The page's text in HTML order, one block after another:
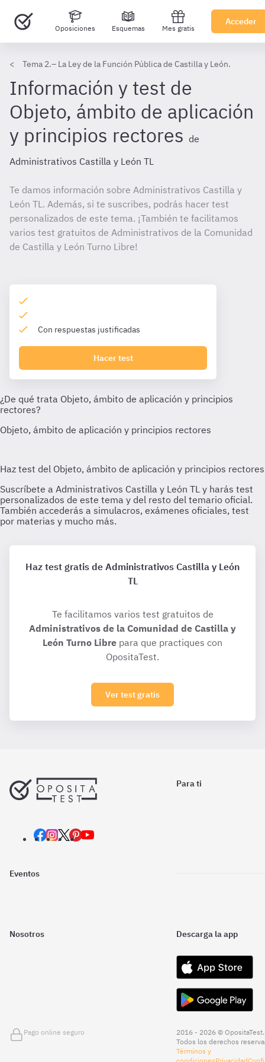
Oposiciones Esquemas Mes gratis
Acceder
Tema 2.– La Ley de la Función Pública de Castilla y León.
Información y test de
Objeto, ámbito de aplicación
y principios rectores de
Administrativos Castilla y León TL
Te damos información sobre Administrativos Castilla y
León TL. Además, si te suscribes, podrás hacer test
personalizados de este tema. ¡También te facilitamos
varios test gratuitos de Administrativos de la Comunidad
de Castilla y León Turno Libre!
Con respuestas justificadas
Hacer test
Haz test gratis de Administrativos Castilla y León
TL
Te facilitamos varios test gratuitos de
Administrativos de la Comunidad de Castilla y
León Turno Libre para que practiques con
OpositaTest.
Ver test gratis
Para ti
Eventos
Nosotros Descarga la app
Pago online seguro
2016 - 2026 © OpositaTest.
Todos los derechos
Términos y